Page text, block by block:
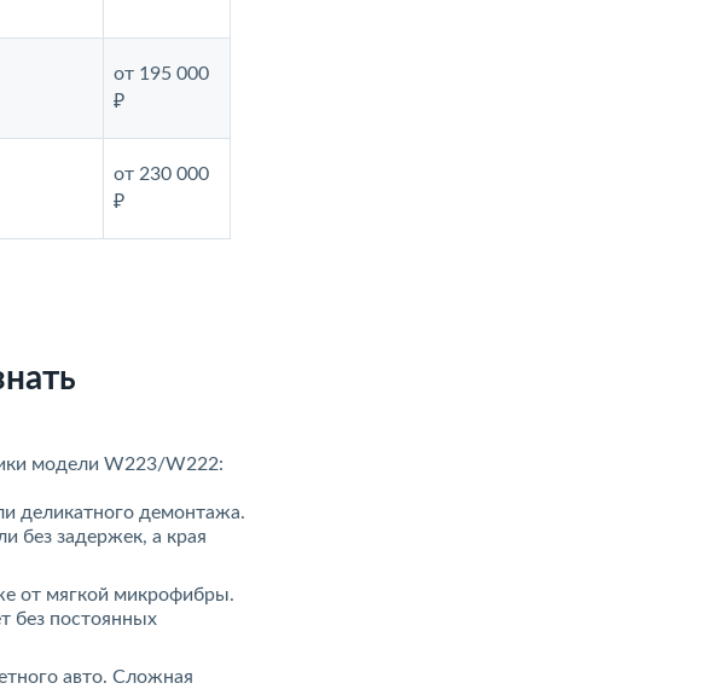
от 195 000
₽
от 230 000
₽
модели W223/W222:
деликатного демонтажа.
без задержек, а края
от мягкой микрофибры.
без постоянных
авто. Сложная